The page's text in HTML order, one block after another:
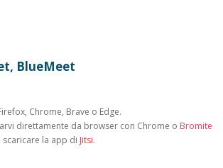
BlueMeet
Chrome, Brave o Edge.
direttamente da browser con Chrome o Bromite
scaricare la app di Jitsi.